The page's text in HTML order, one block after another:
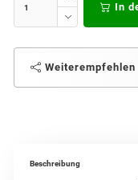
In
Weiterempfehlen
Beschreibung